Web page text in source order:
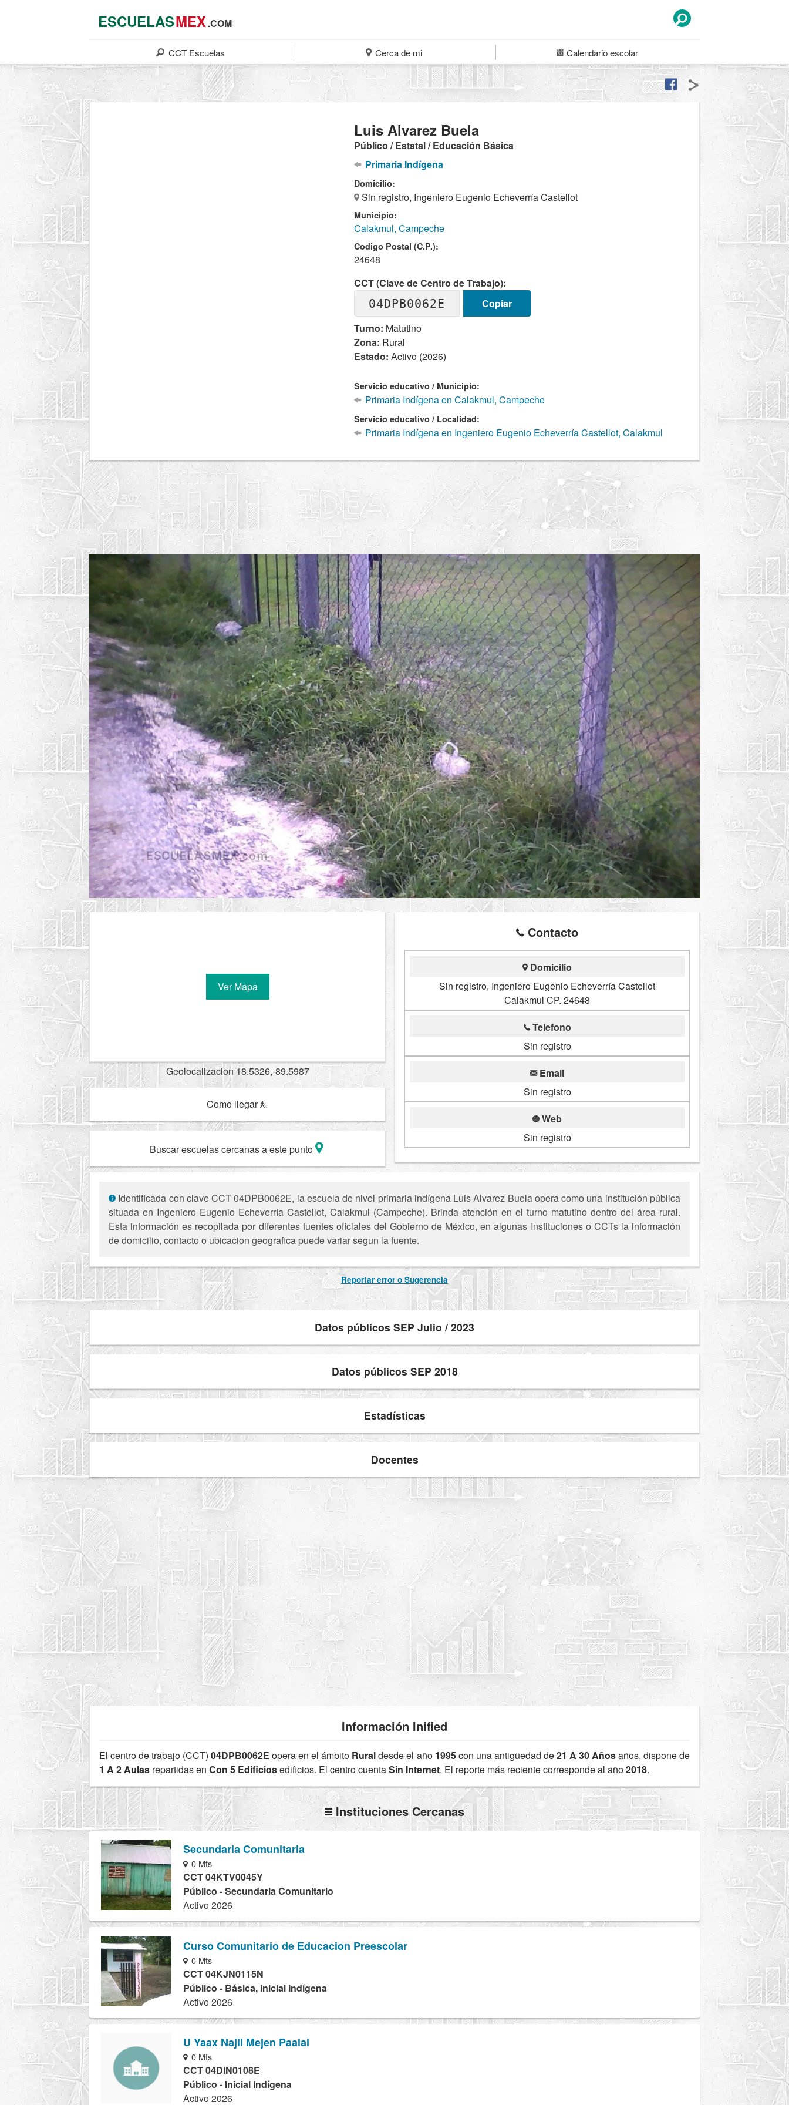
ESCUELASMEX.COM
CCT Escuelas Cerca de mi Calendarioescolar
Luis Alvarez Buela
Público / Estatal / Educación Básica
Primaria Indígena
Domicilio:
Sin registro, Ingeniero Eugenio Echeverría Castellot
Municipio:
Calakmul, Campeche
Codigo Postal (C.P.):
24648
CCT (Clave de Centro de Trabajo):
04DPB0062E
Copiar
Turno: Matutino
Zona: Rural
Estado: Activo (2026)
Servicio educativo / Municipio:
Primaria Indígena en Calakmul, Campeche
Servicio educativo / Localidad:
Primaria Indígena en Ingeniero Eugenio Echeverría Castellot, Calakmul
Ver Mapa
Geolocalizacion 18.5326,-89.5987
Como llegar
Buscar escuelas cercanas a este punto
Contacto
Domicilio
Sin registro, Ingeniero Eugenio Echeverría Castellot
Calakmul CP. 24648
Telefono
Sin registro
Email
Sin registro
Web
Sin registro
Identificada con clave CCT 04DPB0062E, la escuela de nivel primaria indígena Luis Alvarez Buela opera como una institución pública
situada en Ingeniero Eugenio Echeverría Castellot, Calakmul (Campeche). Brinda atención en el turno matutino dentro del área rural.
Esta información es recopilada por diferentes fuentes oficiales del Gobierno de México, en algunas Instituciones o CCTs la información
de domicilio, contacto o ubicacion geografica puede variar segun la fuente.
Reportar error o Sugerencia
Datos públicos SEP Julio / 2023
Datos públicos SEP 2018
Estadísticas
Docentes
Información Inified
El centro de trabajo (CCT)04DPB0062E opera en el ámbito Ruraldesde el año 1995con una antigüedad de21 A 30 Añosaños, dispone de
1 A 2 Aulas repartidas en Con 5 Edificiosedificios. El centro cuentaSin Internet. El reporte más reciente corresponde al año2018.
Instituciones Cercanas
Secundaria Comunitaria
0 Mts
CCT 04KTV0045Y
Público - Secundaria Comunitario
Activo 2026
Curso Comunitario de Educacion Preescolar
0 Mts
CCT 04KJN0115N
Público - Básica, Inicial Indígena
Activo 2026
U Yaax Najil Mejen Paalal
0 Mts
CCT 04DIN0108E
Público - Inicial Indígena
Activo 2026